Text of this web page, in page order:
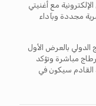
مع أغنيتي
مجددة وبآداء
الدولي بالعرض الأول
مباشرة وتؤكد
القادم سيكون في